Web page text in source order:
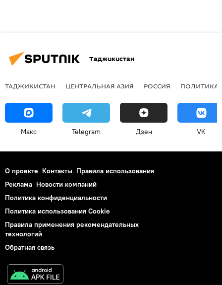
Таджикистан
ТАДЖИКИСТАН ЦЕНТРАЛЬНАЯ АЗИЯ РОССИЯ ПОЛИТИКА
Макс Telegram Дзен VK
О проекте Контакты Правила использования
Реклама Новости компаний
Политика конфиденциальности
Политика использования Cookie
Правила применения рекомендательных
технологий
Обратная связь